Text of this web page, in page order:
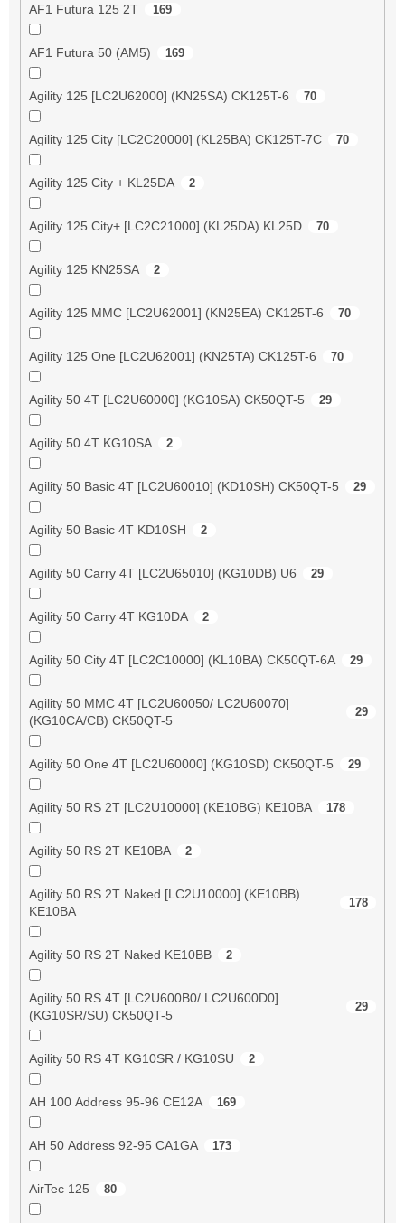
AF1 Futura 125 2T 169
AF1 Futura 50 (AM5) 169
Agility 125 [LC2U62000] (KN25SA) CK125T-6 70
Agility 125 City [LC2C20000] (KL25BA) CK125T-7C 70
Agility 125 City + KL25DA 2
Agility 125 City+ [LC2C21000] (KL25DA) KL25D 70
Agility 125 KN25SA 2
Agility 125 MMC [LC2U62001] (KN25EA) CK125T-6 70
Agility 125 One [LC2U62001] (KN25TA) CK125T-6 70
Agility 50 4T [LC2U60000] (KG10SA) CK50QT-5 29
Agility 50 4T KG10SA 2
Agility 50 Basic 4T [LC2U60010] (KD10SH) CK50QT-5 29
Agility 50 Basic 4T KD10SH 2
Agility 50 Carry 4T [LC2U65010] (KG10DB) U6 29
Agility 50 Carry 4T KG10DA 2
Agility 50 City 4T [LC2C10000] (KL10BA) CK50QT-6A 29
Agility 50 MMC 4T [LC2U60050/ LC2U60070]
(KG10CA/CB) CK50QT-5
29
Agility 50 One 4T [LC2U60000] (KG10SD) CK50QT-5 29
Agility 50 RS 2T [LC2U10000] (KE10BG) KE10BA 178
Agility 50 RS 2T KE10BA 2
Agility 50 RS 2T Naked [LC2U10000] (KE10BB)
KE10BA
178
Agility 50 RS 2T Naked KE10BB 2
Agility 50 RS 4T [LC2U600B0/ LC2U600D0]
(KG10SR/SU) CK50QT-5
29
Agility 50 RS 4T KG10SR / KG10SU 2
AH 100 Address 95-96 CE12A 169
AH 50 Address 92-95 CA1GA 173
AirTec 125 80